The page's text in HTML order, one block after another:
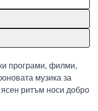
програми, филми,
музика за
ритъм носи добро